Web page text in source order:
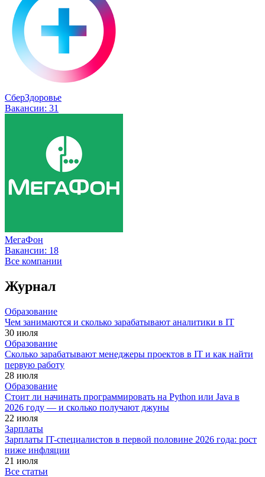
СберЗдоровье
Вакансии: 31
МегаФон
Вакансии: 18
Все компании
Журнал
Образование
Чем занимаются и сколько зарабатывают аналитики в IT
30 июля
Образование
Сколько зарабатывают менеджеры проектов в IT и как найти
первую работу
28 июля
Образование
Стоит ли начинать программировать на Python или Java в
2026 году — и сколько получают джуны
22 июля
Зарплаты
Зарплаты IT-специалистов в первой половине 2026 года: рост
ниже инфляции
21 июля
Все статьи